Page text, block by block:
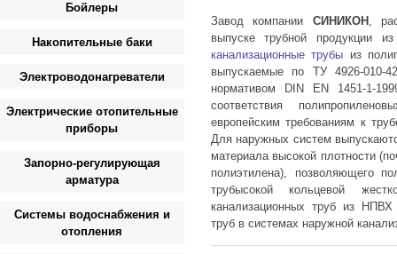
Завод компании СИНИКОН ,
выпуске трубной продукции
канализационные трубы из
выпускаемые по ТУ 4926-010-
нормативом DIN EN 1451-1-
соответствия
европейским требованиям к
Для наружных систем
материала высокой плотности
полиэтилена), позволяющего
трубысокой кольцевой
канализационных труб из НПВХ
труб в системах наружной
Бойлеры
Накопительные баки
Электроводонагреватели
Электрические отопительные
приборы
Запорно-регулирующая
арматура
Системы водоснабжения и
отопления